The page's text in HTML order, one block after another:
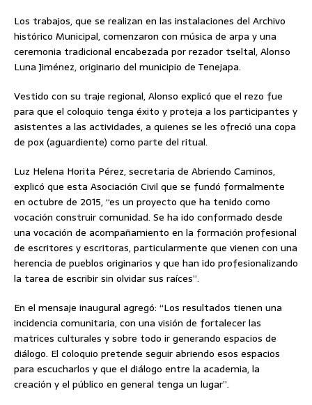
Los trabajos, que se realizan en las instalaciones del Archivo
histórico Municipal, comenzaron con música de arpa y una
ceremonia tradicional encabezada por rezador tseltal, Alonso
Luna Jiménez, originario del municipio de Tenejapa.
Vestido con su traje regional, Alonso explicó que el rezo fue
para que el coloquio tenga éxito y proteja a los participantes y
asistentes a las actividades, a quienes se les ofreció una copa
de pox (aguardiente) como parte del ritual.
Luz Helena Horita Pérez, secretaria de Abriendo Caminos,
explicó que esta Asociación Civil que se fundó formalmente
en octubre de 2015, “es un proyecto que ha tenido como
vocación construir comunidad. Se ha ido conformado desde
una vocación de acompañamiento en la formación profesional
de escritores y escritoras, particularmente que vienen con una
herencia de pueblos originarios y que han ido profesionalizando
la tarea de escribir sin olvidar sus raíces”.
En el mensaje inaugural agregó: “Los resultados tienen una
incidencia comunitaria, con una visión de fortalecer las
matrices culturales y sobre todo ir generando espacios de
diálogo. El coloquio pretende seguir abriendo esos espacios
para escucharlos y que el diálogo entre la academia, la
creación y el público en general tenga un lugar”.